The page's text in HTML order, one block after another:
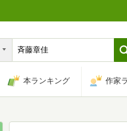
本ランキング 作家